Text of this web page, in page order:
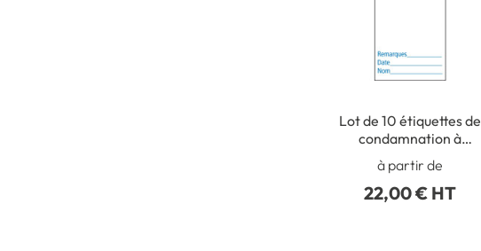
Lot de 10 étiquettes de
condamnation à
compléter
à partir de
22,00 € HT